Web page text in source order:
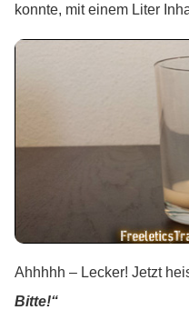
konnte, mit einem Liter
Ahhhhh – Lecker! Jetzt
Bitte!“